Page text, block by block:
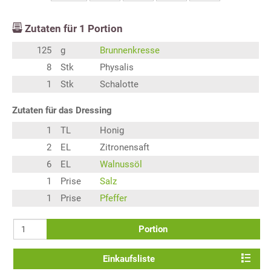
Zutaten für 1 Portion
125 g
Brunnenkresse
8
Stk
Physalis
1
Stk Schalotte
Zutaten für das Dressing
1
TL
Honig
2
EL
Zitronensaft
6
EL
Walnussöl
1
Prise
Salz
1
Prise Pfeffer
Portion
Einkaufsliste